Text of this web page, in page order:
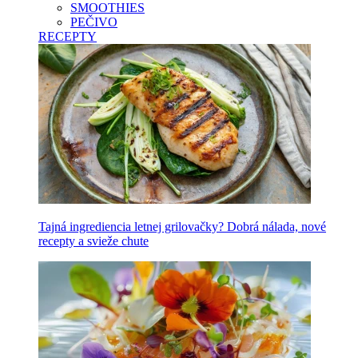
SMOOTHIES
PEČIVO
RECEPTY
Tajná ingrediencia letnej grilovačky? Dobrá nálada, nové
recepty a svieže chute